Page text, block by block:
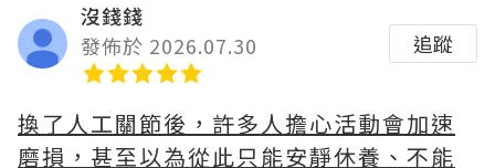
沒錢錢
發佈於 2026.07.30
追蹤
換了人工關節後，許多人擔心活動會加速
磨損，甚至以為從此只能安靜休養、不能